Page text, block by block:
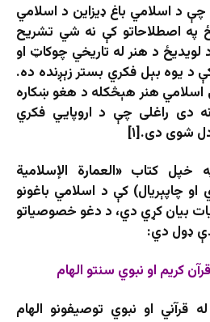
د اسلامي باغ ډیزاین د اسلامي
په اصطلاحاتو کې نه شي تشریح
لویدیځ د هنر له تاریخي چوکاټ او
د یوه بېل فکري بستر زېږنده ده.
هنر هېڅکله د هغو ښکاره
نه دی راغلی چې د اروپایي فکري
شوی دی.[۱]
خپل کتاب «العمارة الإسلامية
او چاپېریال) کې د اسلامي باغونو
بیان کړي دي، د دغو خصوصیاتو
ډول دي:
کریم او نبوي سنتو الهام
قرآني او نبوي توصیفونو الهام